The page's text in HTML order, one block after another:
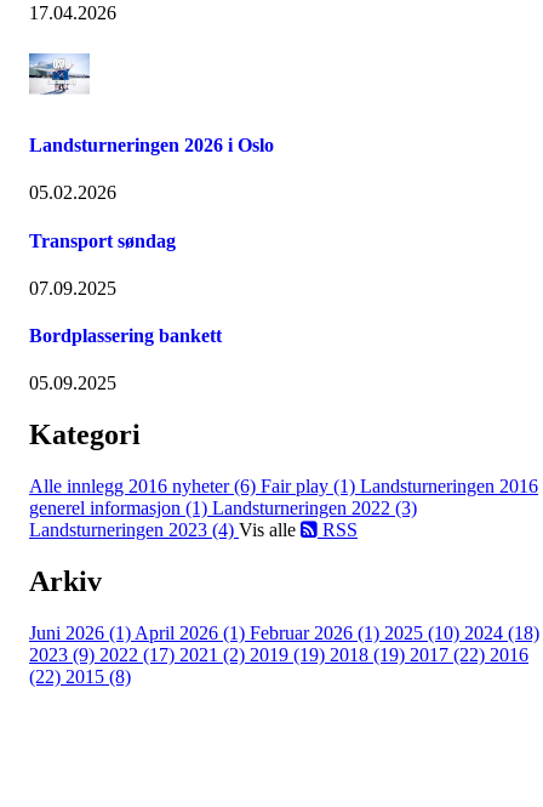
17.04.2026
Landsturneringen 2026 i Oslo
05.02.2026
Transport søndag
07.09.2025
Bordplassering bankett
05.09.2025
Kategori
Alle innlegg 2016 nyheter (6) Fair play (1) Landsturneringen 2016
generel informasjon (1) Landsturneringen 2022 (3)
Landsturneringen 2023 (4) Vis alle RSS
Arkiv
Juni 2026 (1) April 2026 (1) Februar 2026 (1) 2025 (10) 2024 (18)
2023 (9) 2022 (17) 2021 (2) 2019 (19) 2018 (19) 2017 (22) 2016
(22) 2015 (8)